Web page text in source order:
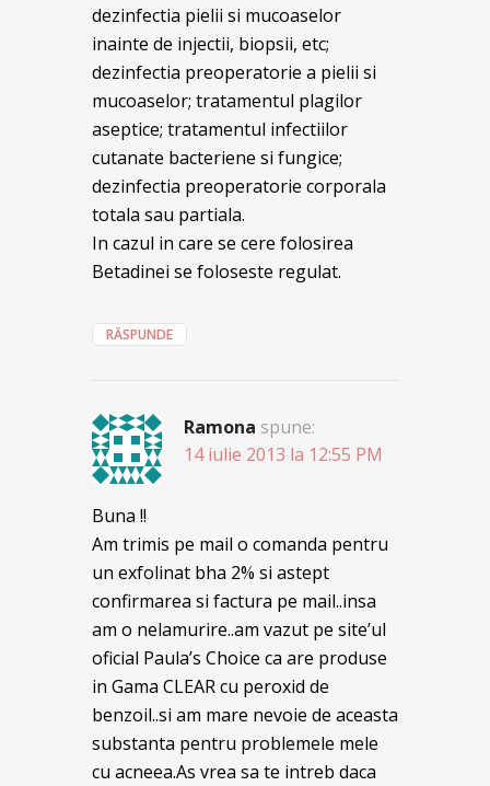
dezinfectia pielii si mucoaselor
inainte de injectii, biopsii, etc;
dezinfectia preoperatorie a pielii si
mucoaselor; tratamentul plagilor
aseptice; tratamentul infectiilor
cutanate bacteriene si fungice;
dezinfectia preoperatorie corporala
totala sau partiala.
In cazul in care se cere folosirea
Betadinei se foloseste regulat.
RĂSPUNDE
Ramona spune:
14 iulie 2013 la 12:55 PM
Buna !!
Am trimis pe mail o comanda pentru
un exfolinat bha 2% si astept
confirmarea si factura pe mail..insa
am o nelamurire..am vazut pe site’ul
oficial Paula’s Choice ca are produse
in Gama CLEAR cu peroxid de
benzoil..si am mare nevoie de aceasta
substanta pentru problemele mele
cu acneea.As vrea sa te intreb daca